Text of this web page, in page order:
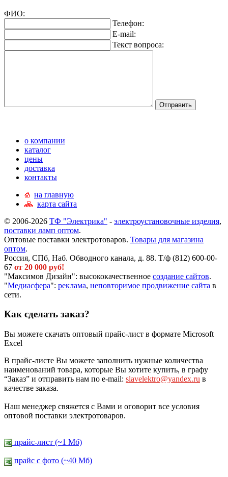
ФИО:
Телефон:
E-mail:
Текст вопроса:
о компании
каталог
цены
доставка
контакты
на главную
карта сайта
© 2006-2026 ТФ "Электрика" - электроустановочные изделия,
поставки ламп оптом.
Оптовые поставки электротоваров. Товары для магазина
оптом.
Россия, СПб, Наб. Обводного канала, д. 88. Т/ф (812) 600-00-
67 от 20 000 руб!
"Максимов Дизайн": высококачественное создание сайтов.
"Медиасфера": реклама, неповторимое продвижение сайта в
сети.
Как сделать заказ?
Вы можете скачать оптовый прайс-лист в формате Microsoft
Excel
В прайс-листе Вы можете заполнить нужные количества
наименований товара, которые Вы хотите купить, в графу
“Заказ” и отправить нам по e-mail: slavelektro@yandex.ru в
качестве заказа.
Наш менеджер свяжется с Вами и оговорит все условия
оптовой поставки электротоваров.
прайс-лист (~1 Мб)
прайс c фото (~40 Мб)